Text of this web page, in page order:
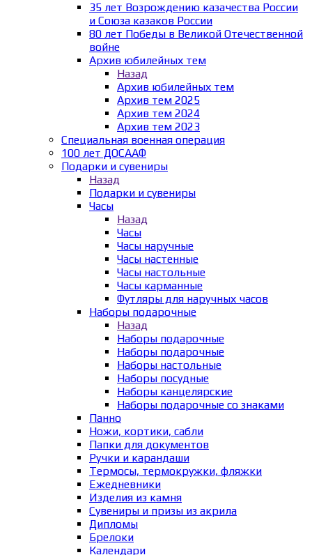
35 лет Возрождению казачества России
и Союза казаков России
80 лет Победы в Великой Отечественной
войне
Архив юбилейных тем
Назад
Архив юбилейных тем
Архив тем 2025
Архив тем 2024
Архив тем 2023
Специальная военная операция
100 лет ДОСААФ
Подарки и сувениры
Назад
Подарки и сувениры
Часы
Назад
Часы
Часы наручные
Часы настенные
Часы настольные
Часы карманные
Футляры для наручных часов
Наборы подарочные
Назад
Наборы подарочные
Наборы подарочные
Наборы настольные
Наборы посудные
Наборы канцелярские
Наборы подарочные со знаками
Панно
Ножи, кортики, сабли
Папки для документов
Ручки и карандаши
Термосы, термокружки, фляжки
Ежедневники
Изделия из камня
Сувениры и призы из акрила
Дипломы
Брелоки
Календари